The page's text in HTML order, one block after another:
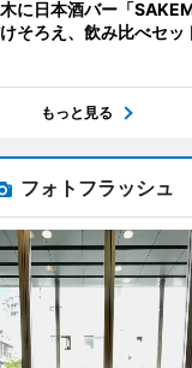
に日本酒バー「
そろえ、飲み比べセッ
もっと見る
フォトフラッシュ